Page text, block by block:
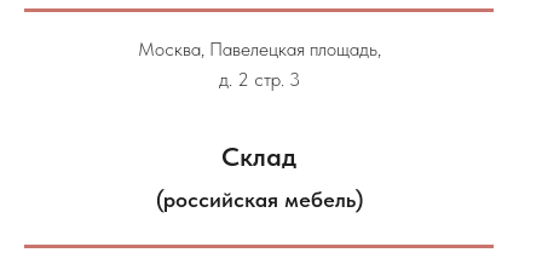
Москва, Павелецкая площадь,
д. 2 стр. 3
Склад
(российская мебель)